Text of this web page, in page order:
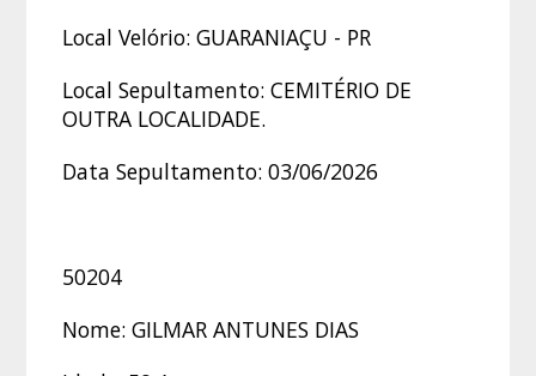
Local Velório: GUARANIAÇU - PR
Local Sepultamento: CEMITÉRIO DE
OUTRA LOCALIDADE.
Data Sepultamento: 03/06/2026
50204
Nome: GILMAR ANTUNES DIAS